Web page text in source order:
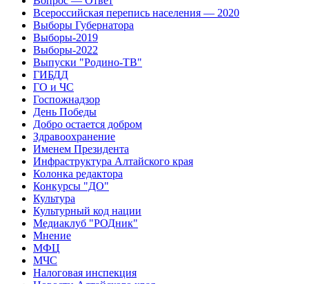
Всероссийская перепись населения — 2020
Выборы Губернатора
Выборы-2019
Выборы-2022
Выпуски "Родино-ТВ"
ГИБДД
ГО и ЧС
Госпожнадзор
День Победы
Добро остается добром
Здравоохранение
Именем Президента
Инфраструктура Алтайского края
Колонка редактора
Конкурсы "ДО"
Культура
Культурный код нации
Медиаклуб "РОДник"
Мнение
МФЦ
МЧС
Налоговая инспекция